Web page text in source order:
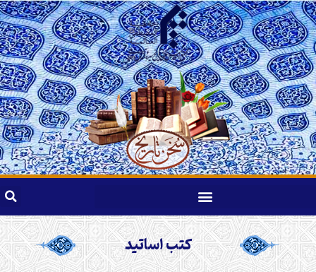
کتب اساتید